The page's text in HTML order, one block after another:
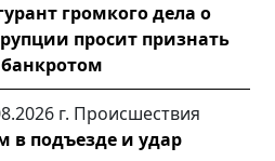
громкого дела о
просит признать
банкротом
г. Происшествия
в подъезде и удар